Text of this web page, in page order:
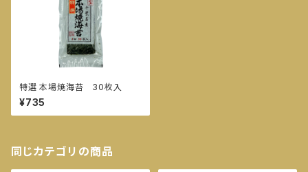
特選 本場焼海苔 30枚入
¥735
同じカテゴリの商品